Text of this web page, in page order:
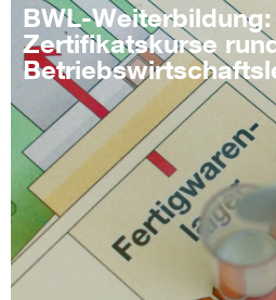
BWL-Weiterbildung:
Zertifikatskurse